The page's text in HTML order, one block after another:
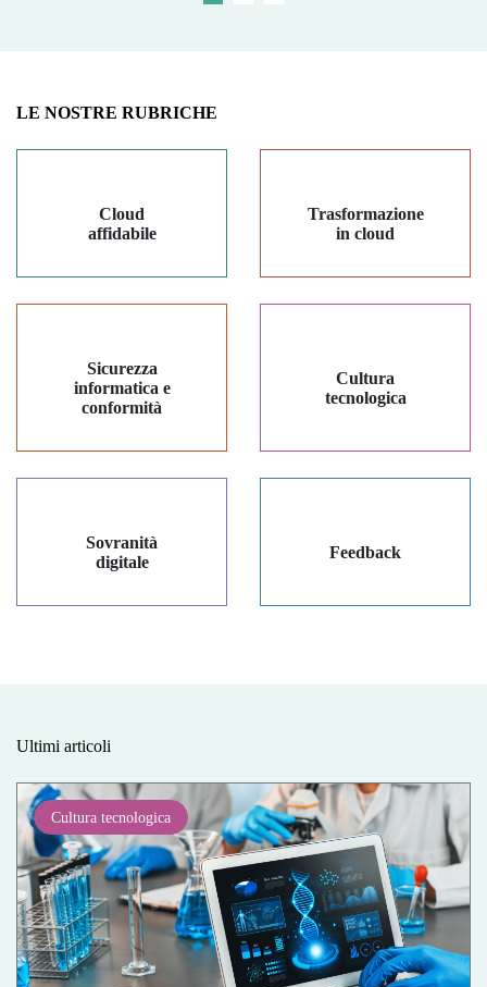
LE NOSTRE RUBRICHE
Cloud
affidabile
Trasformazione
in cloud
Sicurezza
informatica e
conformità
Cultura
tecnologica
Sovranità
digitale
Feedback
Ultimi articoli
Cultura tecnologica